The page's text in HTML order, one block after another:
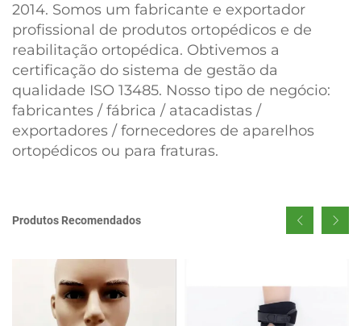
2014. Somos um fabricante e exportador
profissional de produtos ortopédicos e de
reabilitação ortopédica. Obtivemos a
certificação do sistema de gestão da
qualidade ISO 13485. Nosso tipo de negócio:
fabricantes / fábrica / atacadistas /
exportadores / fornecedores de aparelhos
ortopédicos ou para fraturas.
Produtos Recomendados